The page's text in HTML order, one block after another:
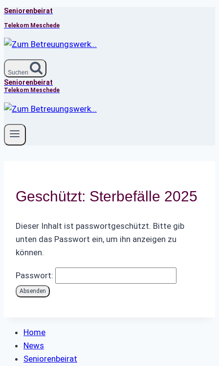
Zum
Inhalt
springen
Seniorenbeirat
Telekom Meschede
Suchen
Seniorenbeirat
Telekom Meschede
Geschützt: Sterbefälle 2025
Dieser Inhalt ist passwortgeschützt. Bitte gib
unten das Passwort ein, um ihn anzeigen zu
können.
Passwort:
Home
News
Seniorenbeirat